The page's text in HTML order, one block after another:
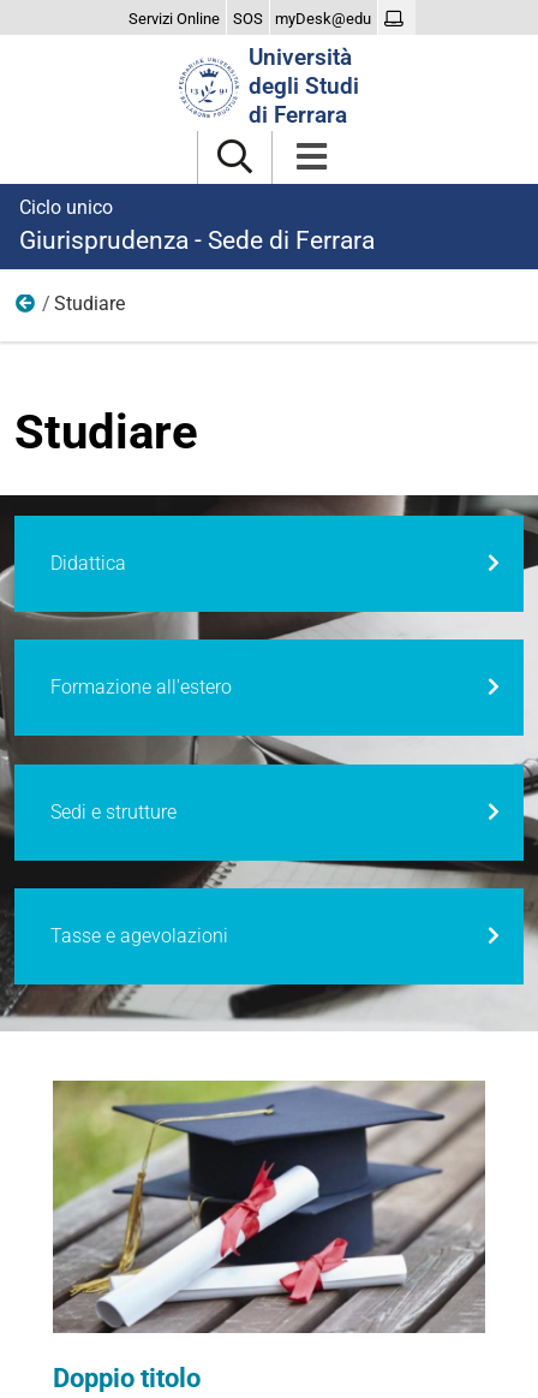
Servizi Online SOS myDesk@edu
Università
degli Studi
di Ferrara
Ciclo unico
Giurisprudenza - Sede di Ferrara
Home
Studiare
Studiare
Didattica
Formazione all'estero
Sedi e strutture
Tasse e agevolazioni
Doppio titolo